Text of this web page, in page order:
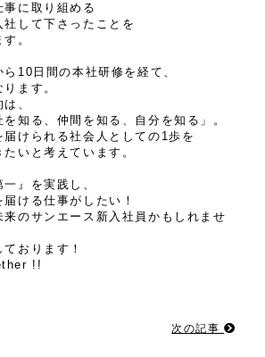
事に取り組める
して下さったことを
。
10日間の本社研修を経て、
ます。
、
を知る、仲間を知る、自分を知る」。
届けられる社会人としての1歩を
いと考えています。
』を実践し、
ける仕事がしたい！
来のサンエース新入社員かもしれませ
おります！
!!
次の記事